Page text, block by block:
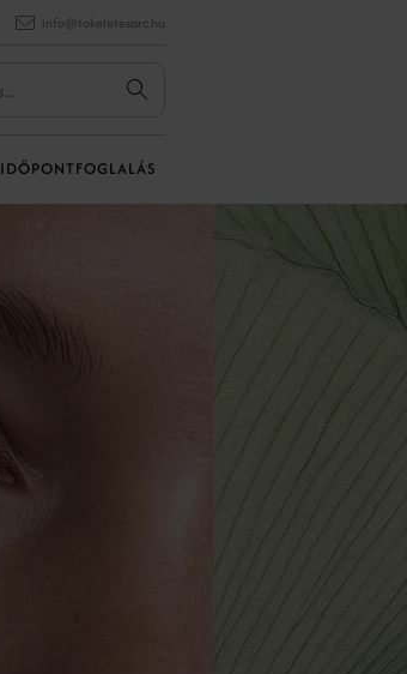
info@tokeletesarc.hu
IDŐPONTFOGLALÁS